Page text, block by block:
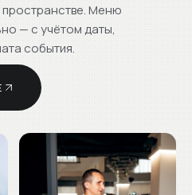
пространстве. Меню
— с учётом даты,
события.